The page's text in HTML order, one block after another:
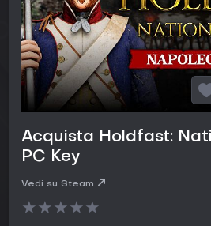
Acquista Holdfast:
PC Key
Vedi su Steam
★★★★★